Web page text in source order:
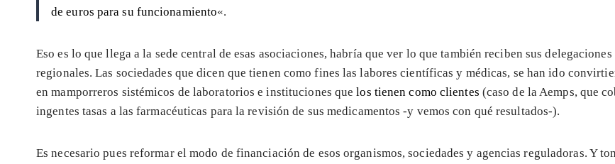
de euros para su funcionamiento«.
Eso es lo que llega a la sede central de esas asociaciones, habría que ver lo que también reciben sus delegaciones
regionales. Las sociedades que dicen que tienen como fines las labores científicas y médicas, se han ido
en mamporreros sistémicos de laboratorios e instituciones quelos tienen como clientes (caso de la Aemps, que
ingentes tasas a las farmacéuticas para la revisión de sus medicamentos -y vemos con qué resultados-).
Es necesario pues reformar el modo de financiación de esos organismos, sociedades y agencias reguladoras. Y